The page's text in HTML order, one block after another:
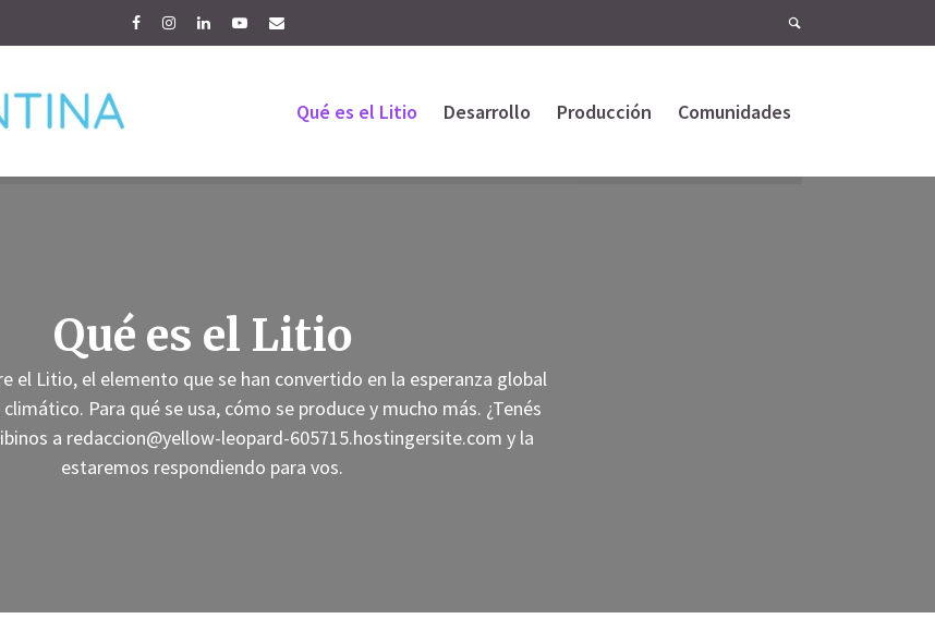
Qué es el Litio Desarrollo Producción Comunidades
Qué es el Litio
el Litio, el elemento que se han convertido en la esperanza global
Para qué se usa, cómo se produce y mucho más. ¿Tenés
a redaccion@yellow-leopard-605715.hostingersite.com y la
estaremos respondiendo para vos.